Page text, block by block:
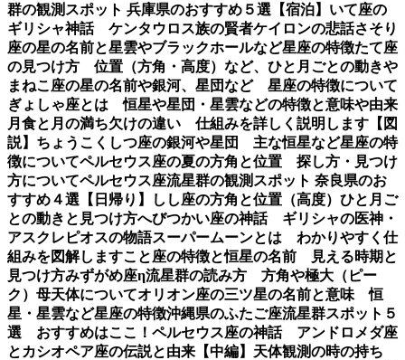
群の観測スポット 兵庫県のおすすめ５選【宿泊】 いて座の
ギリシャ神話 ケンタウロス族の賢者ケイロンの悲話さそり
座の星の名前と星雲やブラックホールなど星座の特徴たて座
の見つけ方 位置（方角・高度）など、ひと月ごとの動きや
まねこ座の星の名前や銀河、星団など 星座の特徴について
ぎょしゃ座とは 恒星や星団・星雲などの特徴と意味や由来
月食と月の満ち欠けの違い 仕組みを詳しく説明します【図
説】 ちょうこくしつ座の銀河や星団 主な恒星など星座の特
徴についてペルセウス座の夏の方角と位置 探し方・見つけ
方についてペルセウス座流星群の観測スポット 奈良県のお
すすめ４選【日帰り】
しし座の方角と位置（高度）ひと月ご
との動きと見つけ方へびつかい座の神話 ギリシャの医神・
アスクレピオスの物語スーパームーンとは わかりやすく仕
組みを図解しますこと座の特徴と恒星の名前 見える時期と
見つけ方みずがめ座η流星群の読み方 方角や極大（ピー
ク）母天体についてオリオン座の三ツ星の名前と意味 恒
星・星雲など星座の特徴沖縄県のふたご座流星群スポット５
選 おすすめはここ！ ペルセウス座の神話 アンドロメダ座
とカシオペア座の伝説と由来【中編】 天体観測の時の持ち